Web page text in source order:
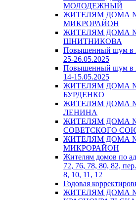
МОЛОДЕЖНЫЙ
ЖИТЕЛЯМ ДОМА №
МИКРОРАЙОН
ЖИТЕЛЯМ ДОМА №
ШНИТНИКОВА
Повышенный шум в
25-26.05.2025
Повышенный шум в
14-15.05.2025
ЖИТЕЛЯМ ДОМА №
БУРДЕНКО
ЖИТЕЛЯМ ДОМА №
ЛЕНИНА
ЖИТЕЛЯМ ДОМА №
СОВЕТСКОГО
ЖИТЕЛЯМ ДОМА №
МИКРОРАЙОН
Жителям домов по
72, 76, 78, 80, 82,
8, 10, 11, 12
Годовая
ЖИТЕЛЯМ ДОМА №